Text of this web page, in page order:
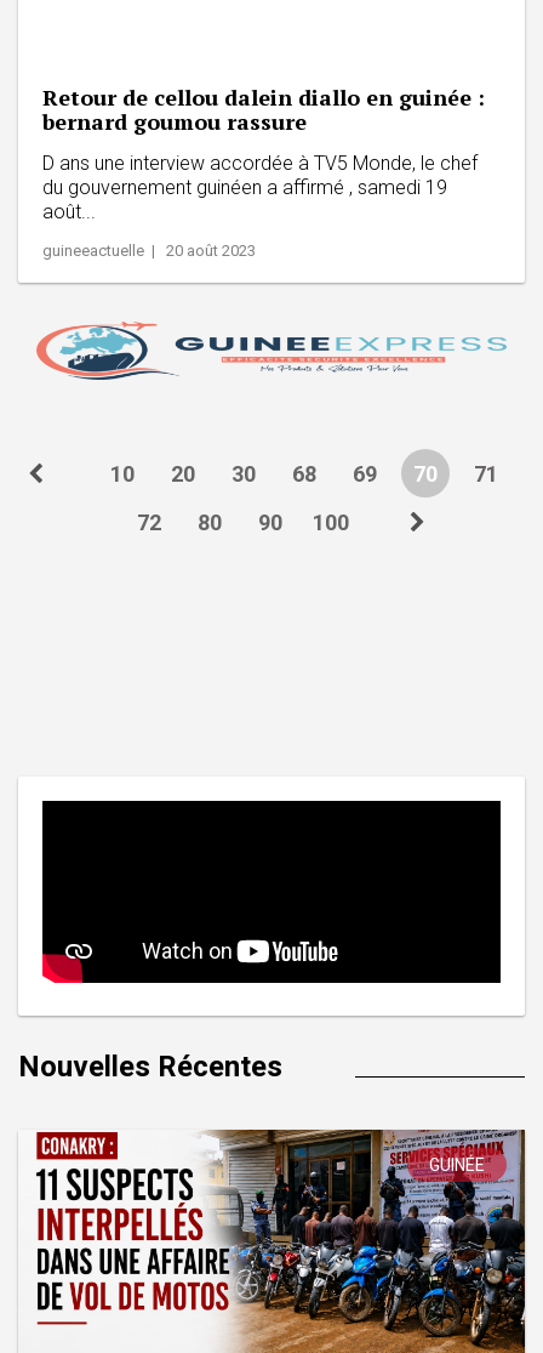
Retour de cellou dalein diallo en guinée :
bernard goumou rassure
D ans une interview accordée à TV5 Monde, le chef
du gouvernement guinéen a affirmé , samedi 19
août...
guineeactuelle | 20 août 2023
10 20 30 68 69 70
71
72
80 90 100
Nouvelles Récentes
GUINÉE